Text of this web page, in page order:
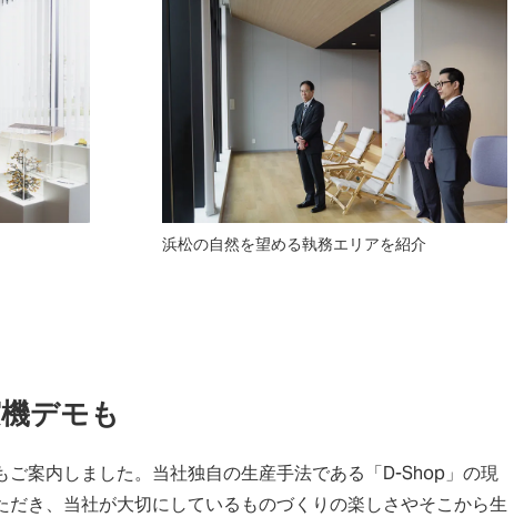
浜松の自然を望める執務エリアを紹介
デモも
ご案内しました。当社独自の生産手法である「D-Shop」の現
き、当社が大切にしているものづくりの楽しさやそこから生